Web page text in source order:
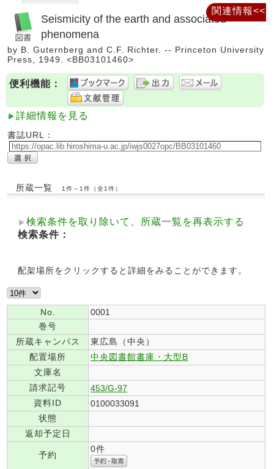
Seismicity of the earth and associated
phenomena
by B. Guternberg and C.F. Richter. -- Princeton University
Press, 1949. <BB03101460>
便利機能：
詳細情報を見る
書誌URL：
所蔵一覧 1件～1件（全1件）
検索条件を取り除いて、所蔵一覧を再表示する
検索条件：
配架場所をクリックすると詳細をみることができます。
No.
0001
巻号
所蔵キャンパス
東広島（中央）
配置場所
中央図書館書庫・大型B
文庫名
請求記号
453/G-97
資料ID
0100033091
状態
返却予定日
予約
0件
関連情報<<